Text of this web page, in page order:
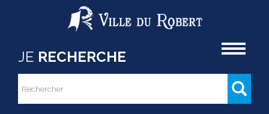
Aller au contenu principal
JE RECHERCHE
Formulaire de recherche
Rechercher